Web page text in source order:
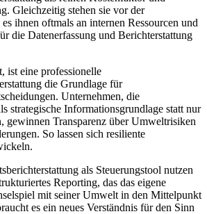
Gleichzeitig stehen sie vor der
ihnen oftmals an internen Ressourcen und
die Datenerfassung und Berichterstattung
ist eine professionelle
die Grundlage für
Unternehmen, die
strategische Informationsgrundlage statt nur
gewinnen Transparenz über Umweltrisiken
So lassen sich resiliente
als Steuerungstool nutzen
Reporting, das das eigene
mit seiner Umwelt in den Mittelpunkt
es ein neues Verständnis für den Sinn